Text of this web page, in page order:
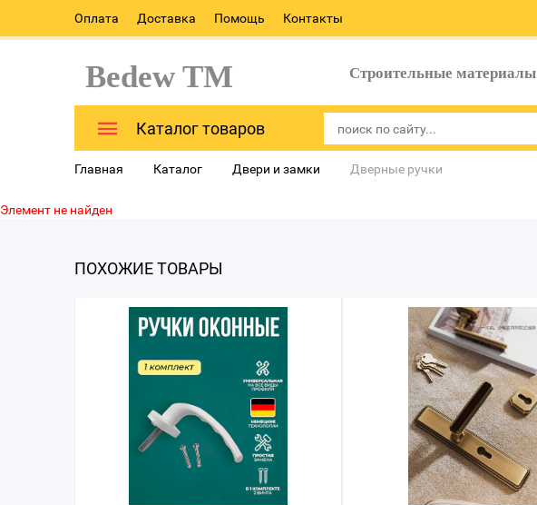
Оплата Доставка Помощь Контакты
Bedew TM Строительные материалы
Каталог товаров
Главная Каталог Двери и замки Дверные ручки
Элемент не найден
ПОХОЖИЕ ТОВАРЫ